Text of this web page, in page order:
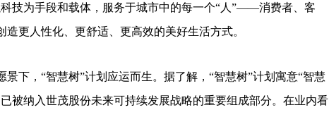
科技为手段和载体，服务于城市中的每一个“人”——消费者、客
造更人性化、更舒适、更高效的美好生活方式。
，“智慧树”计划应运而生。据了解，“智慧树”计划寓意“智慧
被纳入世茂股份未来可持续发展战略的重要组成部分。在业内看